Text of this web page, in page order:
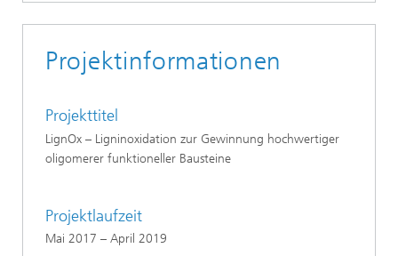
Projektinformationen
Projekttitel
LignOx – Ligninoxidation zur Gewinnung hochwertiger
oligomerer funktioneller Bausteine
Projektlaufzeit
Mai 2017 – April 2019